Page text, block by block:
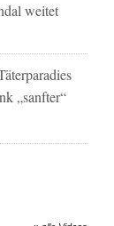
weitet
„sanfter“